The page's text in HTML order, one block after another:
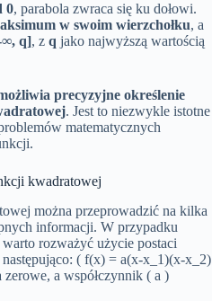
0, parabola zwraca się ku dołowi.
w swoim wierzchołku, a
∞, q], z q jako najwyższą wartością
precyzyjne określenie
. Jest to niezwykle istotne
matematycznych
kwadratowej
można przeprowadzić na kilka
informacji. W przypadku
rozważyć użycie postaci
( f(x) = a(x-x_1)(x-x_2)
a współczynnik ( a )